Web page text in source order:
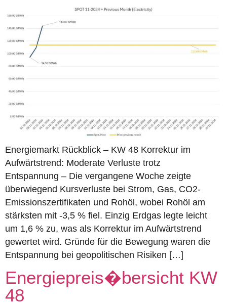
Energiemarkt Rückblick – KW 48 Korrektur im
Aufwärtstrend: Moderate Verluste trotz
Entspannung – Die vergangene Woche zeigte
überwiegend Kursverluste bei Strom, Gas, CO2-
Emissionszertifikaten und Rohöl, wobei Rohöl am
stärksten mit -3,5 % fiel. Einzig Erdgas legte leicht
um 1,6 % zu, was als Korrektur im Aufwärtstrend
gewertet wird. Gründe für die Bewegung waren die
Entspannung bei geopolitischen Risiken […]
Energiepreis�bersicht KW
48